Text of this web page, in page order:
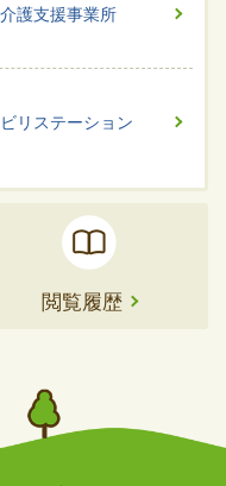
護支援事業所
リステーション
閲覧履歴